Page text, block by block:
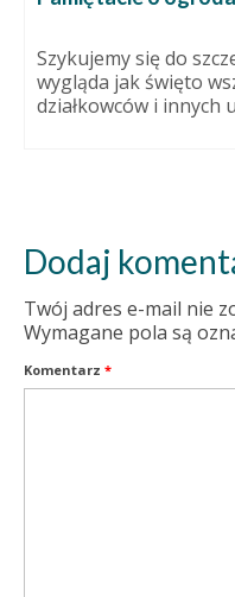
Szykujemy się do
wygląda jak święto
działkowców i innych
Dodaj
Twój adres e-mail nie
Wymagane pola są
Komentarz *